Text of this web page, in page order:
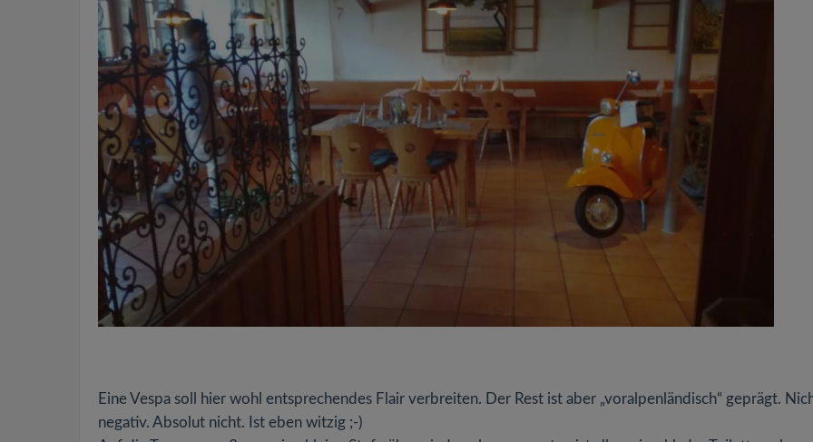
Eine Vespa soll hier wohl entsprechendes Flair verbreiten. Der Rest ist aber „voralpenländisch“ geprägt.
negativ. Absolut nicht. Ist eben witzig ;-)